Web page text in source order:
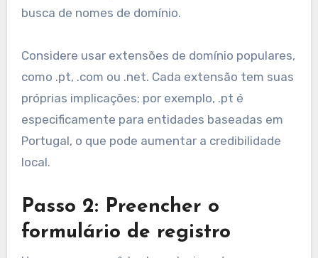
de registro e completar o pagamento.
uma experiência de registro tranquila.
Passo 1: Selecionar um nome
de domínio
e relevante que reflita sua marca ou propósito.
Certifique-se de que o nome não esteja em uso
verificando o registro oficial ou ferramentas de